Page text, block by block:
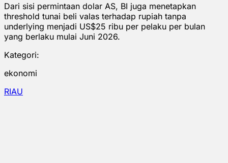
Dari sisi permintaan dolar AS, BI juga menetapkan
threshold tunai beli valas terhadap rupiah tanpa
underlying menjadi US$25 ribu per pelaku per bulan
yang berlaku mulai Juni 2026.
Kategori:
ekonomi
RIAU